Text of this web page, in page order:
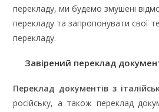
перекладу, ми будемо змушені
перекладу та запропонувати свої
перекладу.
Завірений переклад
Переклад документів з
російську, а також переклад